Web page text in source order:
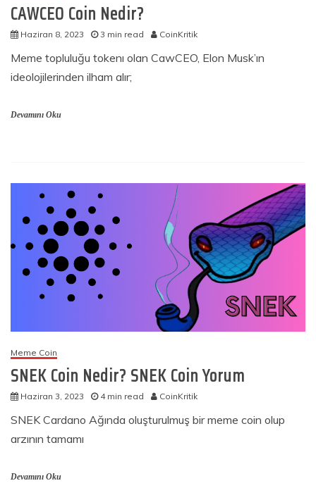
CAWCEO Coin Nedir?
Haziran 8, 2023 3 min read CoinKritik
Meme topluluğu tokenı olan CawCEO, Elon Musk’ın
ideolojilerinden ilham alır;
Devamını Oku
Meme Coin
SNEK Coin Nedir? SNEK Coin Yorum
Haziran 3, 2023 4 min read CoinKritik
SNEK Cardano Ağında oluşturulmuş bir meme coin olup
arzının tamamı
Devamını Oku